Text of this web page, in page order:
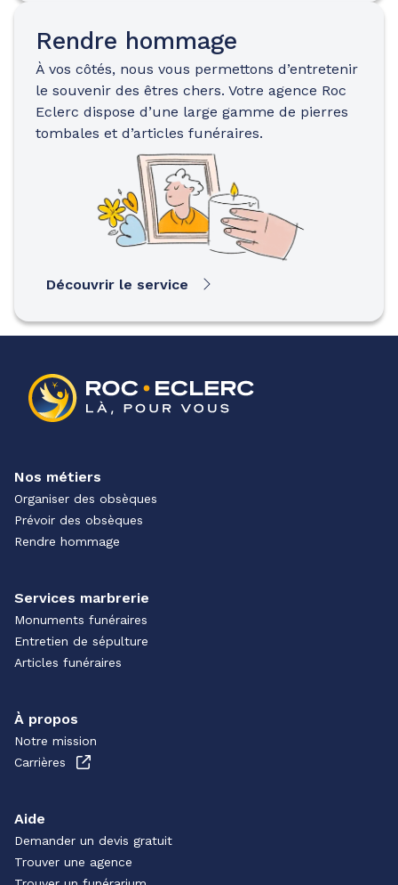
Rendre hommage
À vos côtés, nous vous permettons d’entretenir
le souvenir des êtres chers. Votre agence Roc
Eclerc dispose d’une large gamme de pierres
tombales et d’articles funéraires.
Découvrir le service
Nos métiers
Organiser des obsèques
Prévoir des obsèques
Rendre hommage
Services marbrerie
Monuments funéraires
Entretien de sépulture
Articles funéraires
À propos
Notre mission
Carrières
Aide
Demander un devis gratuit
Trouver une agence